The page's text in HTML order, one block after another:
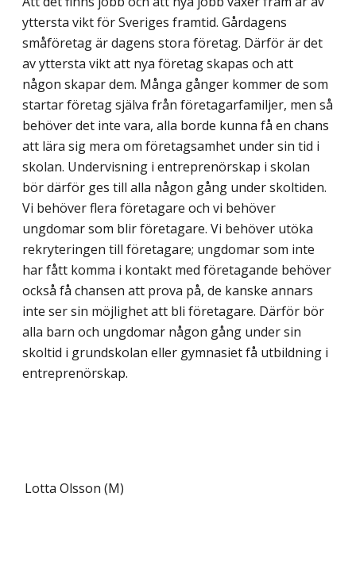
yttersta vikt för Sveriges framtid. Gårdagens
småföretag är dagens stora företag. Därför är det
av yttersta vikt att nya företag skapas och att
någon skapar dem. Många gånger kommer de som
startar företag själva från företagarfamiljer, men så
behöver det inte vara, alla borde kunna få en chans
att lära sig mera om företagsamhet under sin tid i
skolan. Undervisning i entreprenör­skap i skolan
bör därför ges till alla någon gång under skoltiden.
Vi behöver flera företagare och vi behöver
ungdomar som blir företagare. Vi behöver utöka
rekryte­ringen till företagare; ungdomar som inte
har fått komma i kontakt med företagande behöver
också få chansen att prova på, de kanske annars
inte ser sin möjlighet att bli företagare. Därför bör
alla barn och ungdomar någon gång under sin
skoltid i grund­skolan eller gymnasiet få utbildning i
entreprenörskap.
Lotta Olsson (M)